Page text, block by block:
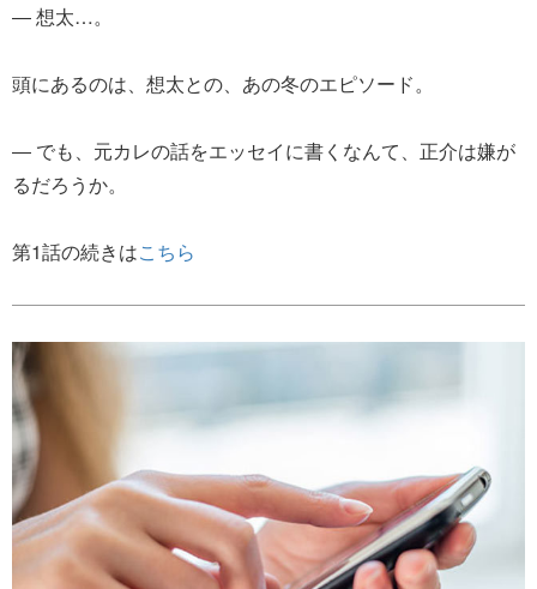
― 想太…。
頭にあるのは、想太との、あの冬のエピソード。
― でも、元カレの話をエッセイに書くなんて、正介は嫌が
るだろうか。
第1話の続きはこちら